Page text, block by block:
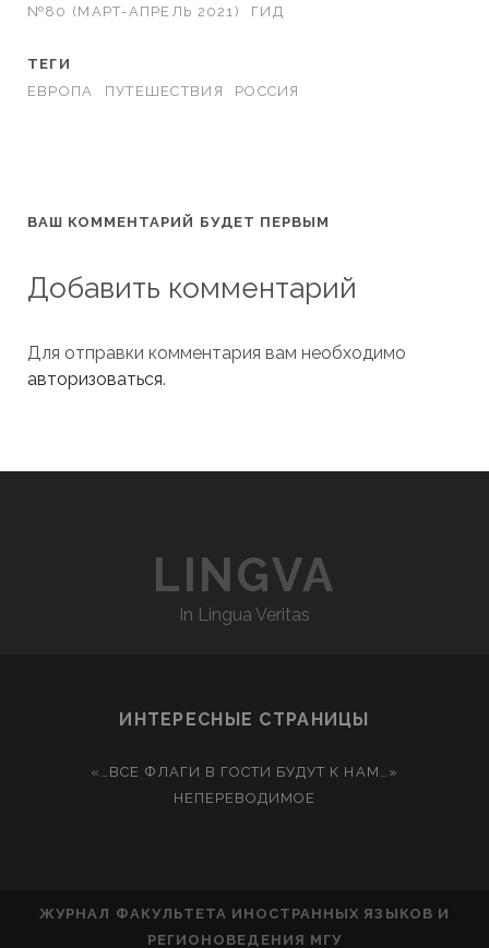
№80 (МАРТ-АПРЕЛЬ 2021)
ГИД
ТЕГИ
ЕВРОПА
ПУТЕШЕСТВИЯ РОССИЯ
ВАШ КОММЕНТАРИЙ БУДЕТ ПЕРВЫМ
Добавить комментарий
Для отправки комментария вам необходимо
авторизоваться.
LINGVA
In Lingua Veritas
ИНТЕРЕСНЫЕ СТРАНИЦЫ
«…ВСЕ ФЛАГИ В ГОСТИ БУДУТ К НАМ…»
НЕПЕРЕВОДИМОЕ
ЖУРНАЛ ФАКУЛЬТЕТА ИНОСТРАННЫХ ЯЗЫКОВ И
РЕГИОНОВЕДЕНИЯ МГУ